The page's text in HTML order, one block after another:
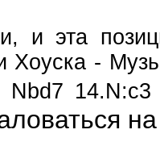
и эта
Хоуска -
Nbd7